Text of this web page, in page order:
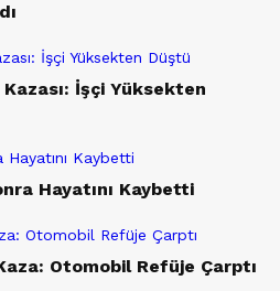
İşçi Yüksekten
Hayatını Kaybetti
Otomobil Refüje Çarptı